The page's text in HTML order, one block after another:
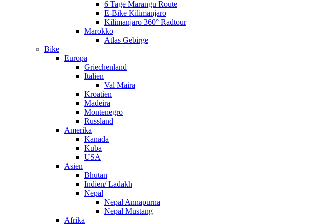
6 Tage Marangu Route
E-Bike Kilimanjaro
Kilimanjaro 360° Radtour
Marokko
Atlas Gebirge
Bike
Europa
Griechenland
Italien
Val Maira
Kroatien
Madeira
Montenegro
Russland
Amerika
Kanada
Kuba
USA
Asien
Bhutan
Indien/ Ladakh
Nepal
Nepal Annapurna
Nepal Mustang
Afrika